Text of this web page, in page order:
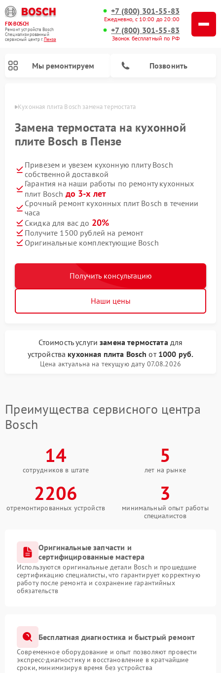
FIX-BOSCH
Ремонт устройств Bosch
Специализированный
cервисный центр г.Пенза
+7 (800) 301-55-83
Ежедневно, с 10:00 до 20:00
+7 (800) 301-55-83
Звонок бесплатный по РФ
Мы ремонтируем Позвонить
Кухонная плита Bosch замена термостата
Замена термостата на кухонной
плите Bosch в Пензе
Привезем и увезем кухонную плиту Bosch
собственной доставкой
Гарантия на наши работы по ремонту кухонных
плит Bosch до 3-х лет
Срочный ремонт кухонных плит Bosch в течении
часа
Скидка для вас до 20%
Получите 1500 рублей на ремонт
Оригинальные комплектующие Bosch
Получить консультацию
Наши цены
Стоимость услугизамена термостатадля
устройства кухонная плита Bosch от 1000 руб.
Цена актуальна на текущую дату 07.08.2026
Преимущества сервисного центра
Bosch
14
сотрудников в штате
5
лет на рынке
2206
отремонтированных устройств
3
минимальный опыт работы
специалистов
Оригинальные запчасти и
сертифицированные мастера
Используются оригинальные детали Bosch и прошедшие
сертификацию специалисты, что гарантирует корректную
работу после ремонта и сохранение гарантийных
обязательств
Бесплатная диагностика и быстрый ремонт
Современное оборудование и опыт позволяют провести
экспресс-диагностику и восстановление в кратчайшие
сроки, минимизируя время без устройства